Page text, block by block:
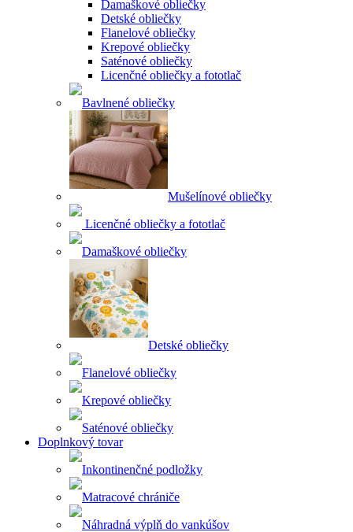
Damaškové obliečky
Detské obliečky
Flanelové obliečky
Krepové obliečky
Saténové obliečky
Licenčné obliečky a fototlač
Bavlnené obliečky
Mušelínové obliečky
Licenčné obliečky a fototlač
Damaškové obliečky
Detské obliečky
Flanelové obliečky
Krepové obliečky
Saténové obliečky
Doplnkový tovar
Inkontinenčné podložky
Matracové chrániče
Náhradná výplň do vankúšov